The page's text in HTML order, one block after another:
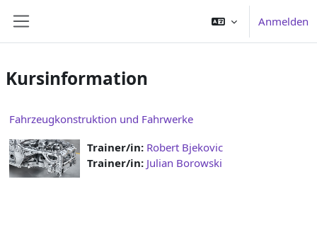
Anmelden
Kursinformation
Fahrzeugkonstruktion und Fahrwerke
Trainer/in: Robert Bjekovic
Trainer/in: Julian Borowski